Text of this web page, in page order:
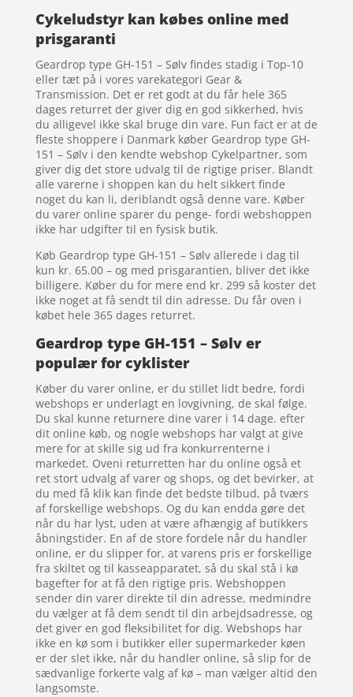
Cykeludstyr kan købes online med
prisgaranti
Geardrop type GH-151 – Sølv findes stadig i Top-10
eller tæt på i vores varekategori Gear &
Transmission. Det er ret godt at du får hele 365
dages returret der giver dig en god sikkerhed, hvis
du alligevel ikke skal bruge din vare. Fun fact er at de
fleste shoppere i Danmark køber Geardrop type GH-
151 – Sølv i den kendte webshop Cykelpartner, som
giver dig det store udvalg til de rigtige priser. Blandt
alle varerne i shoppen kan du helt sikkert finde
noget du kan li, deriblandt også denne vare. Køber
du varer online sparer du penge- fordi webshoppen
ikke har udgifter til en fysisk butik.
Køb Geardrop type GH-151 – Sølv allerede i dag til
kun kr. 65.00 – og med prisgarantien, bliver det ikke
billigere. Køber du for mere end kr. 299 så koster det
ikke noget at få sendt til din adresse. Du får oven i
købet hele 365 dages returret.
Geardrop type GH-151 – Sølv er
populær for cyklister
Køber du varer online, er du stillet lidt bedre, fordi
webshops er underlagt en lovgivning, de skal følge.
Du skal kunne returnere dine varer i 14 dage. efter
dit online køb, og nogle webshops har valgt at give
mere for at skille sig ud fra konkurrenterne i
markedet. Oveni returretten har du online også et
ret stort udvalg af varer og shops, og det bevirker, at
du med få klik kan finde det bedste tilbud, på tværs
af forskellige webshops. Og du kan endda gøre det
når du har lyst, uden at være afhængig af butikkers
åbningstider. En af de store fordele når du handler
online, er du slipper for, at varens pris er forskellige
fra skiltet og til kasseapparatet, så du skal stå i kø
bagefter for at få den rigtige pris. Webshoppen
sender din varer direkte til din adresse, medmindre
du vælger at få dem sendt til din arbejdsadresse, og
det giver en god fleksibilitet for dig. Webshops har
ikke en kø som i butikker eller supermarkeder køen
er der slet ikke, når du handler online, så slip for de
sædvanlige forkerte valg af kø – man vælger altid den
langsomste.